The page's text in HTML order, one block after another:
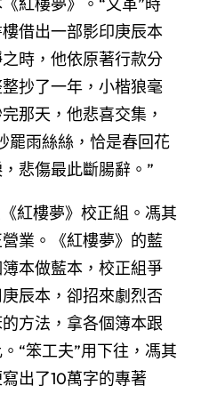
借出一部影印庚辰本
時，他依原著行款分
抄了一年，小楷狼毫
那天，他悲喜交集，
罷雨絲絲，恰是春回花
悲傷最此斷腸辭。”
紅樓夢》校正組。馮其
業。《紅樓夢》的藍
本做藍本，校正組爭
辰本，卻招來劇烈否
方法，拿各個簿本跟
“笨工夫”用下往，馮其
出了10萬字的專著